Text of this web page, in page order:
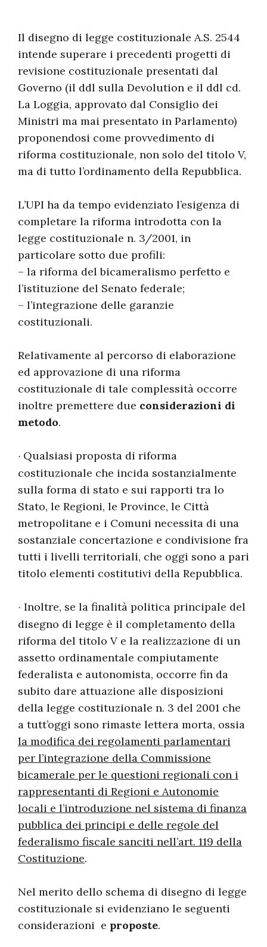
Il disegno di legge costituzionale A.S. 2544
intende superare i precedenti progetti di
revisione costituzionale presentati dal
Governo (il ddl sulla Devolution e il ddl cd.
La Loggia, approvato dal Consiglio dei
Ministri ma mai presentato in Parlamento)
proponendosi come provvedimento di
riforma costituzionale, non solo del titolo V,
ma di tutto l’ordinamento della Repubblica.
L’UPI ha da tempo evidenziato l’esigenza di
completare la riforma introdotta con la
legge costituzionale n. 3/2001, in
particolare sotto due profili:
– la riforma del bicameralismo perfetto e
l’istituzione del Senato federale;
– l’integrazione delle garanzie
costituzionali.
Relativamente al percorso di elaborazione
ed approvazione di una riforma
costituzionale di tale complessità occorre
inoltre premettere due considerazioni di
metodo.
· Qualsiasi proposta di riforma
costituzionale che incida sostanzialmente
sulla forma di stato e sui rapporti tra lo
Stato, le Regioni, le Province, le Città
metropolitane e i Comuni necessita di una
sostanziale concertazione e condivisione fra
tutti i livelli territoriali, che oggi sono a pari
titolo elementi costitutivi della Repubblica.
· Inoltre, se la finalità politica principale del
disegno di legge è il completamento della
riforma del titolo V e la realizzazione di un
assetto ordinamentale compiutamente
federalista e autonomista, occorre fin da
subito dare attuazione alle disposizioni
della legge costituzionale n. 3 del 2001 che
a tutt’oggi sono rimaste lettera morta, ossia
la modifica dei regolamenti parlamentari
per l’integrazione della Commissione
bicamerale per le questioni regionali con i
rappresentanti di Regioni e Autonomie
locali e l’introduzione nel sistema di finanza
pubblica dei principi e delle regole del
federalismo fiscale sanciti nell’art. 119 della
Costituzione.
Nel merito dello schema di disegno di legge
costituzionale si evidenziano le seguenti
considerazioni e proposte.